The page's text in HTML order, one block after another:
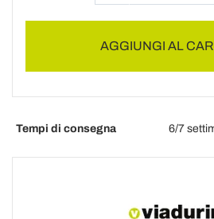
AGGIUNGI AL
Tempi di consegna 6/7